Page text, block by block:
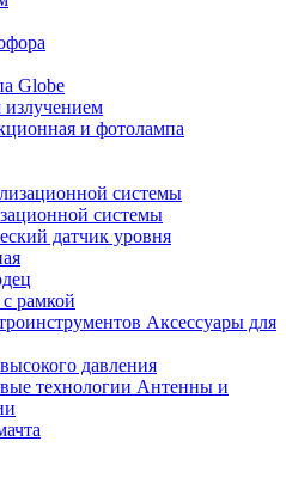
Globe
и фотолампа
системы
датчик уровня
рамкой
Аксессуары для
давления
Антенны и